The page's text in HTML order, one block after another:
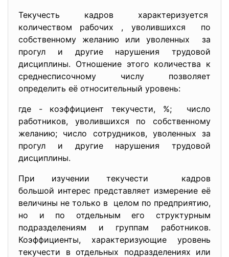
Текучесть кадров характеризуется
количеством рабочих , уволившихся по
собственному желанию или уволенных за
прогул и другие нарушения трудовой
дисциплины. Отношение этого количества к
среднесписочному числу позволяет
определить её относительный уровень:
где - коэффициент текучести, %; число
работников, уволившихся по собственному
желанию; число сотрудников, уволенных за
прогул и другие нарушения трудовой
дисциплины.
При изучении текучести кадров
большой интерес представляет измерение её
величины не только в целом по предприятию,
но и по отдельным его структурным
подразделениям и группам работников.
Коэффициенты, характеризующие уровень
текучести в отдельных подразделениях или